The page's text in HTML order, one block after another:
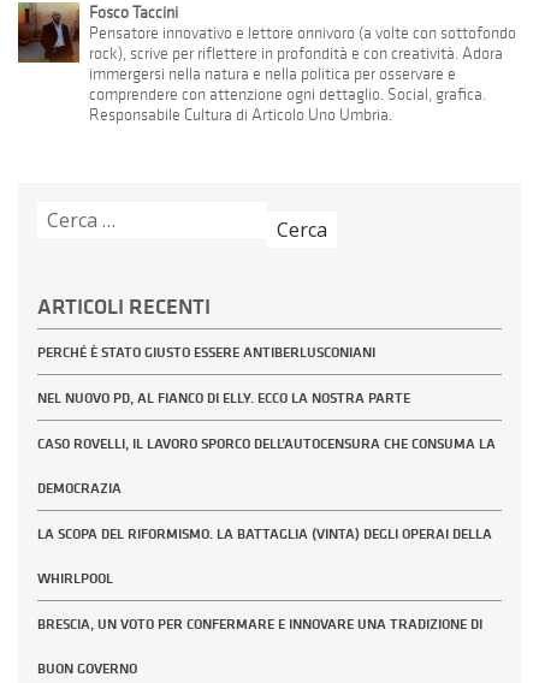
Fosco Taccini
Pensatore innovativo e lettore onnivoro (a volte con sottofondo
rock), scrive per riflettere in profondità e con creatività. Adora
immergersi nella natura e nella politica per osservare e
comprendere con attenzione ogni dettaglio. Social, grafica.
Responsabile Cultura di Articolo Uno Umbria.
Ricerca
ARTICOLI RECENTI
PERCHÉ È STATO GIUSTO ESSERE ANTIBERLUSCONIANI
NEL NUOVO PD, AL FIANCO DI ELLY. ECCO LA NOSTRA PARTE
CASO ROVELLI, IL LAVORO SPORCO DELL’AUTOCENSURA CHE CONSUMA LA
DEMOCRAZIA
LA SCOPA DEL RIFORMISMO. LA BATTAGLIA (VINTA) DEGLI OPERAI DELLA
WHIRLPOOL
BRESCIA, UN VOTO PER CONFERMARE E INNOVARE UNA TRADIZIONE DI
BUON GOVERNO